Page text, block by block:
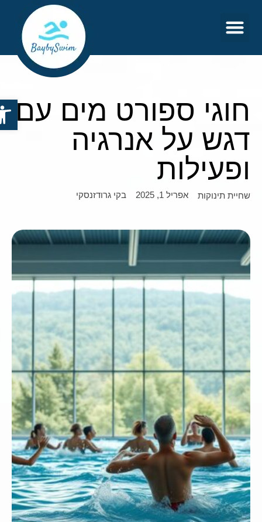
חוגי ספורט מים עם
דגש על אנרגיה
ופעילות
שחיית תינוקות אפריל 1, 2025 בקי גרודזנסקי
פתח